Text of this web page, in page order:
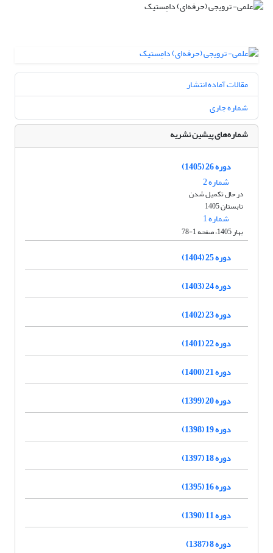
مقالات آماده انتشار
شماره جاری
شماره‌های پیشین نشریه
دوره 26 (1405)
شماره 2
در حال تکمیل شدن
تابستان 1405
شماره 1
بهار 1405، صفحه 1-78
دوره 25 (1404)
دوره 24 (1403)
دوره 23 (1402)
دوره 22 (1401)
دوره 21 (1400)
دوره 20 (1399)
دوره 19 (1398)
دوره 18 (1397)
دوره 16 (1395)
دوره 11 (1390)
دوره 8 (1387)